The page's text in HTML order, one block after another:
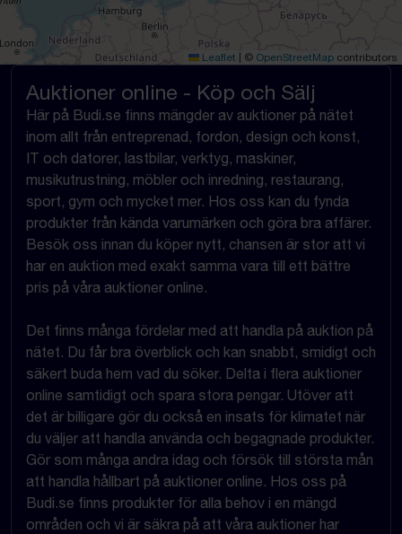
Leaflet © OpenStreetMap contributors
Auktioner online - Köp och Sälj
Här på Budi.se finns mängder av auktioner på nätet
inom allt från entreprenad, fordon, design och konst,
IT och datorer, lastbilar, verktyg, maskiner,
musikutrustning, möbler och inredning, restaurang,
sport, gym och mycket mer. Hos oss kan du fynda
produkter från kända varumärken och göra bra affärer.
Besök oss innan du köper nytt, chansen är stor att vi
har en auktion med exakt samma vara till ett bättre
pris på våra auktioner online.
Det finns många fördelar med att handla på auktion på
nätet. Du får bra överblick och kan snabbt, smidigt och
säkert buda hem vad du söker. Delta i flera auktioner
online samtidigt och spara stora pengar. Utöver att
det är billigare gör du också en insats för klimatet när
du väljer att handla använda och begagnade produkter.
Gör som många andra idag och försök till största mån
att handla hållbart på auktioner online. Hos oss på
Budi.se finns produkter för alla behov i en mängd
områden och vi är säkra på att våra auktioner har